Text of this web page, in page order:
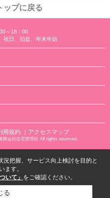
ップに戻る
～18：00
祝日、旧盆、年末年始
用規約 ｜アクセスマップ
限会社住宅管理社 All rights reserved.
把握、サービス向上検討を目的と
ます。
いて」 をご確認ください。
る